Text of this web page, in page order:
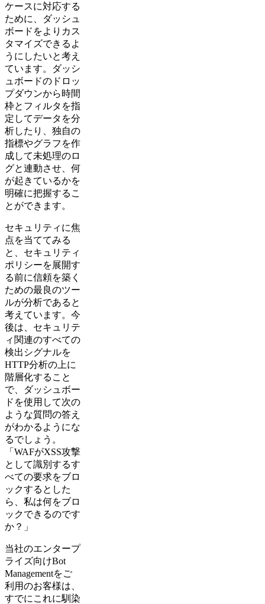
ケースに対応する
ために、ダッシュ
ボードをよりカス
タマイズできるよ
うにしたいと考え
ています。ダッシ
ュボードのドロッ
プダウンから時間
枠とフィルタを指
定してデータを分
析したり、独自の
指標やグラフを作
成して未処理のロ
グと連動させ、何
が起きているかを
明確に把握するこ
とができます。
セキュリティに焦
点を当ててみる
と、セキュリティ
ポリシーを展開す
る前に信頼を築く
ための最良のツー
ルが分析であると
考えています。今
後は、セキュリテ
ィ関連のすべての
検出シグナルを
HTTP分析の上に
階層化すること
で、ダッシュボー
ドを使用して次の
ような質問の答え
がわかるようにな
るでしょう。
「WAFがXSS攻撃
として識別するす
べての要求をブロ
ックするとした
ら、私は何をブロ
ックできるのです
か？」
当社のエンタープ
ライズ向けBot
Managementをご
利用のお客様は、
すでにこれに馴染